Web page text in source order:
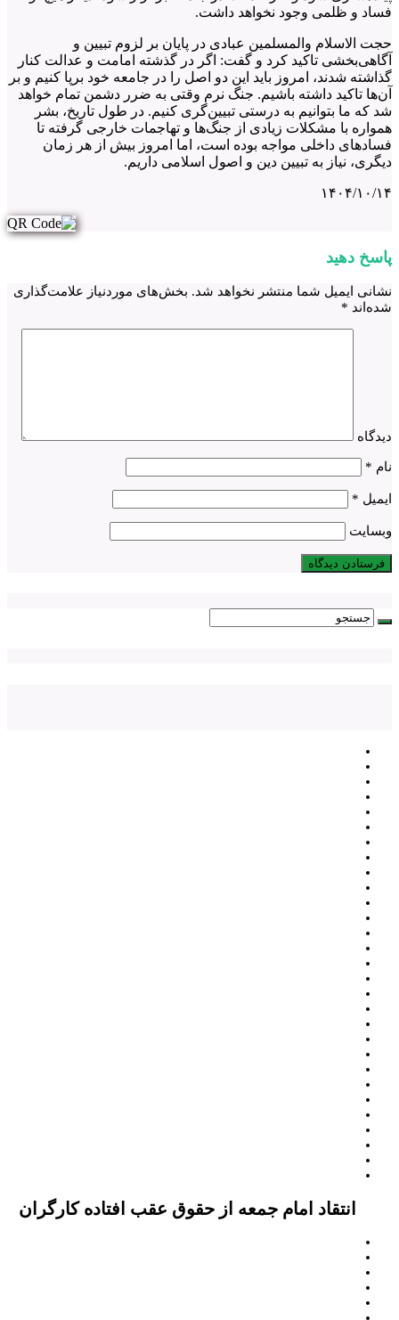
فساد و ظلمی وجود نخواهد داشت.
حجت الاسلام والمسلمین عبادی در پایان بر لزوم تبیین و
آگاهی‌بخشی تاکید کرد و گفت: اگر در گذشته امامت و عدالت کنار
گذاشته شدند، امروز باید این دو اصل را در جامعه خود برپا کنیم و بر
آن‌ها تاکید داشته باشیم. جنگ نرم وقتی به ضرر دشمن تمام خواهد
شد که ما بتوانیم به درستی تبیین‌گری کنیم. در طول تاریخ، بشر
همواره با مشکلات زیادی از جنگ‌ها و تهاجمات خارجی گرفته تا
فسادهای داخلی مواجه بوده است، اما امروز بیش از هر زمان
دیگری، نیاز به تبیین دین و اصول اسلامی داریم.
۱۴۰۴/۱۰/۱۴
پاسخ دهید
نشانی ایمیل شما منتشر نخواهد شد. بخش‌های موردنیاز علامت‌گذاری
شده‌اند *
دیدگاه
نام *
ایمیل *
وبسایت
انتقاد امام جمعه از حقوق عقب افتاده کارگران